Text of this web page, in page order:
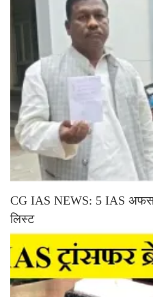
CG IAS NEWS: 5 IAS
लिस्ट